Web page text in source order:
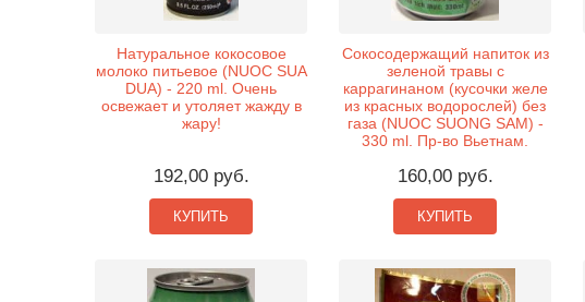
Натуральное кокосовое
молоко питьевое (NUOC SUA
DUA) - 220 ml. Очень
освежает и утоляет жажду в
жару!
192,00 руб.
КУПИТЬ
Сокосодержащий напиток из
зеленой травы с
каррагинаном (кусочки желе
из красных водорослей) без
газа (NUOC SUONG SAM) -
330 ml. Пр-во Вьетнам.
160,00 руб.
КУПИТЬ